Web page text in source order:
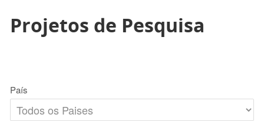
Projetos de Pesquisa
País